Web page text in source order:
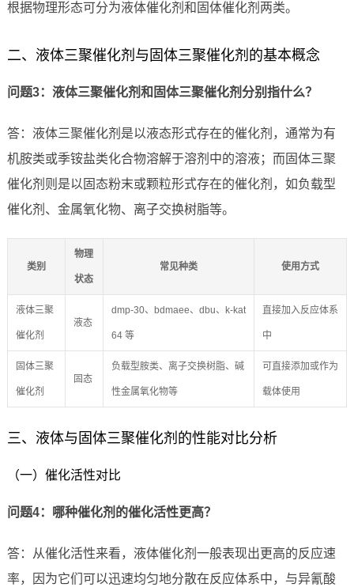
根据物理形态可分为液体催化剂和固体催化剂两类。
二、液体三聚催化剂与固体三聚催化剂的基本概念
问题3：液体三聚催化剂和固体三聚催化剂分别指什么？
答：液体三聚催化剂是以液态形式存在的催化剂，通常为有
机胺类或季铵盐类化合物溶解于溶剂中的溶液；而固体三聚
催化剂则是以固态粉末或颗粒形式存在的催化剂，如负载型
催化剂、金属氧化物、离子交换树脂等。
类别
物理
状态
常见种类 使用方式
液体三聚
催化剂
液态
dmp-30、bdmaee、dbu、k-kat
64 等
直接加入反应体系
中
固体三聚
催化剂
固态
负载型胺类、离子交换树脂、碱
性金属氧化物等
可直接添加或作为
载体使用
三、液体与固体三聚催化剂的性能对比分析
（一）催化活性对比
问题4：哪种催化剂的催化活性更高？
答：从催化活性来看，液体催化剂一般表现出更高的反应速
率，因为它们可以迅速均匀地分散在反应体系中，与异氰酸